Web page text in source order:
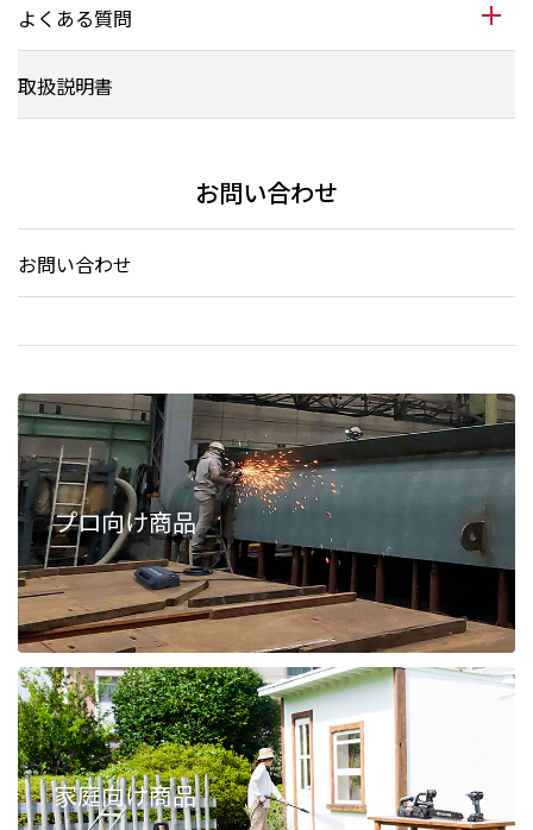
よくある質問
取扱説明書
お問い合わせ
お問い合わせ
プロ向け商品
家庭向け商品